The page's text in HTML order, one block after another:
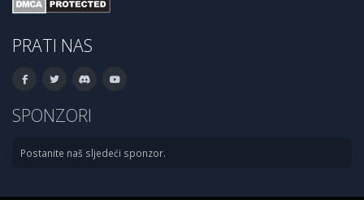
PRATI NAS
SPONZORI
Postanite naš sljedeći sponzor.